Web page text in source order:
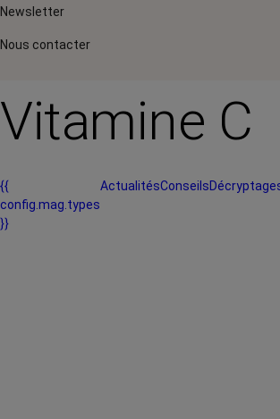
Newsletter
Nous contacter
Vitamine C
{{
config.mag.types
}}
ActualitésConseils